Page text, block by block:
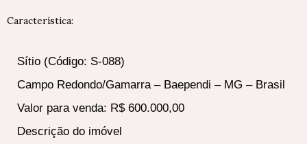
Característica:
Sítio (Código: S-088)
Campo Redondo/Gamarra – Baependi – MG – Brasil
Valor para venda: R$ 600.000,00
Descrição do imóvel